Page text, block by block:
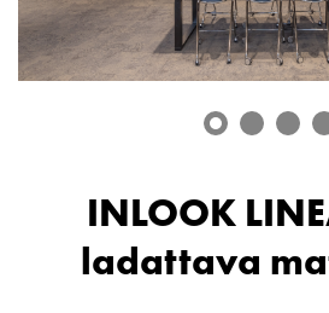
INLOOK
ladattava